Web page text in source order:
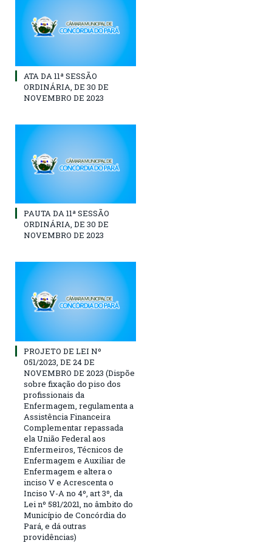
ATA DA 11ª SESSÃO
ORDINÁRIA, DE 30 DE
NOVEMBRO DE 2023
PAUTA DA 11ª SESSÃO
ORDINÁRIA, DE 30 DE
NOVEMBRO DE 2023
PROJETO DE LEI Nº
051/2023, DE 24 DE
NOVEMBRO DE 2023 (Dispõe
sobre fixação do piso dos
profissionais da
Enfermagem, regulamenta a
Assistência Financeira
Complementar repassada
ela União Federal aos
Enfermeiros, Técnicos de
Enfermagem e Auxiliar de
Enfermagem e altera o
inciso V e Acrescenta o
Inciso V-A no 4º, art 3º, da
Lei nº 581/2021, no âmbito do
Município de Concórdia do
Pará, e dá outras
providências)